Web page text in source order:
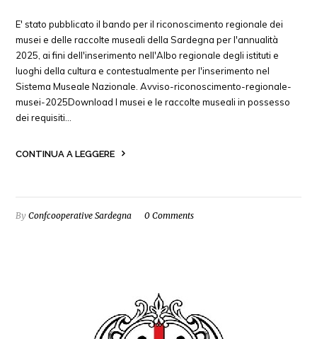
E' stato pubblicato il bando per il riconoscimento regionale dei
musei e delle raccolte museali della Sardegna per l'annualità
2025, ai fini dell'inserimento nell'Albo regionale degli istituti e
luoghi della cultura e contestualmente per l'inserimento nel
Sistema Museale Nazionale. Avviso-riconoscimento-regionale-
musei-2025Download I musei e le raccolte museali in possesso
dei requisiti…
CONTINUA A LEGGERE
ByConfcooperative Sardegna 0 Comments